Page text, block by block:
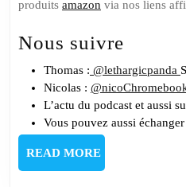
produits amazon via nos liens
Nous suivre
Thomas : @lethargicpanda
Nicolas :
L’actu du podcast et aussi
Vous pouvez aussi
READ MOREREAD
MORE